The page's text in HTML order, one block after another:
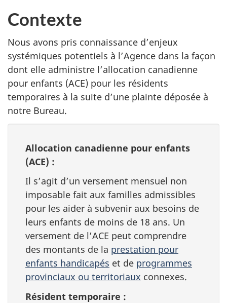
Contexte
Nous avons pris connaissance d’enjeux
systémiques potentiels à l’Agence dans la façon
dont elle administre l’allocation canadienne
pour enfants (ACE) pour les résidents
temporaires à la suite d’une plainte déposée à
notre Bureau.
Allocation canadienne pour enfants
(ACE) :
Il s’agit d’un versement mensuel non
imposable fait aux familles admissibles
pour les aider à subvenir aux besoins de
leurs enfants de moins de 18 ans. Un
versement de l’ACE peut comprendre
des montants de la prestation pour
enfants handicapés et de programmes
provinciaux ou territoriaux connexes.
Résident temporaire :